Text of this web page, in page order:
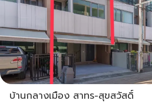
บ้านกลางเมือง สาทร-สุขสวัสดิ์